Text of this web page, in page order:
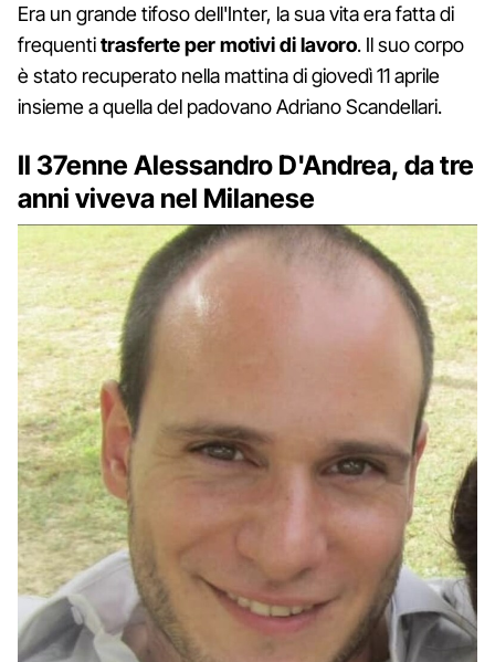
Era un grande tifoso dell'Inter, la sua vita era fatta di
frequentitrasferte per motivi di lavoro. Il suo corpo
è stato recuperato nella mattina di giovedì 11 aprile
insieme a quella del padovano Adriano Scandellari.
Il 37enne Alessandro D'Andrea, da tre
anni viveva nel Milanese